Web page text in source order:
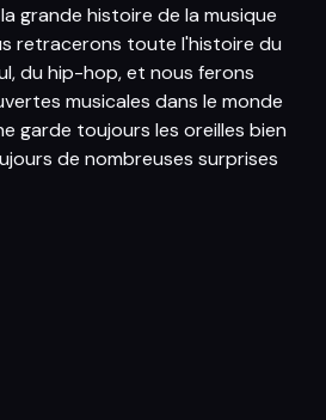
grande histoire de la musique
retracerons toute l'histoire du
du hip-hop, et nous ferons
musicales dans le monde
garde toujours les oreilles bien
de nombreuses surprises